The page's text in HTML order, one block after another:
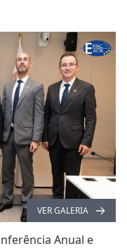
VER GALERIA
Anual e